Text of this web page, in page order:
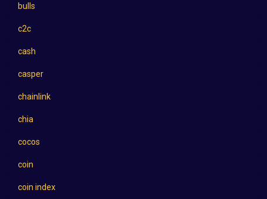
bulls
c2c
cash
casper
chainlink
chia
cocos
coin
coin index